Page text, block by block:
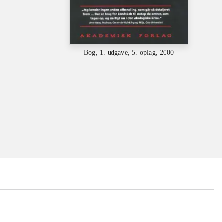
Bog, 1. udgave, 5. oplag, 2000